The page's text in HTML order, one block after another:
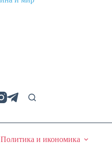
Политика и икономика